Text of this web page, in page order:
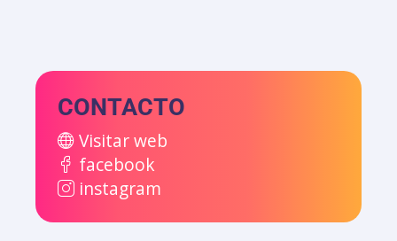
CONTACTO
Visitar web
facebook
instagram